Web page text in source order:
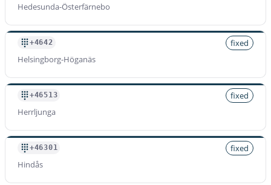
Hedesunda-Österfärnebo
+4642
fixed
Helsingborg-Höganäs
+46513
fixed
Herrljunga
+46301
fixed
Hindås